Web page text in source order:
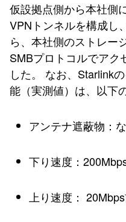
仮設拠点側から本社側
VPNトンネルを構成し
ら、本社側のストレー
SMBプロトコルでアク
した。 なお、Starlink
能（実測値）は、以下
アンテナ遮蔽物：
下り速度：
上り速度：